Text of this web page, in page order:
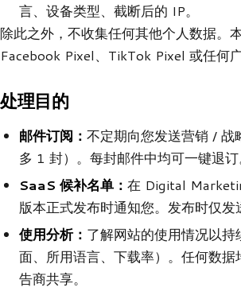
言、设备类型、截断后的 IP。
除此之外，不收集任何其他个人数据。
Facebook Pixel、TikTok Pixel 或任何
处理目的
邮件订阅： 不定期向您发送营销 / 战
多 1 封）。每封邮件中均可一键退订
SaaS 候补名单： 在 Digital
版本正式发布时通知您。发布时仅发
使用分析： 了解网站的使用情况以
面、所用语言、下载率）。任何数
告商共享。